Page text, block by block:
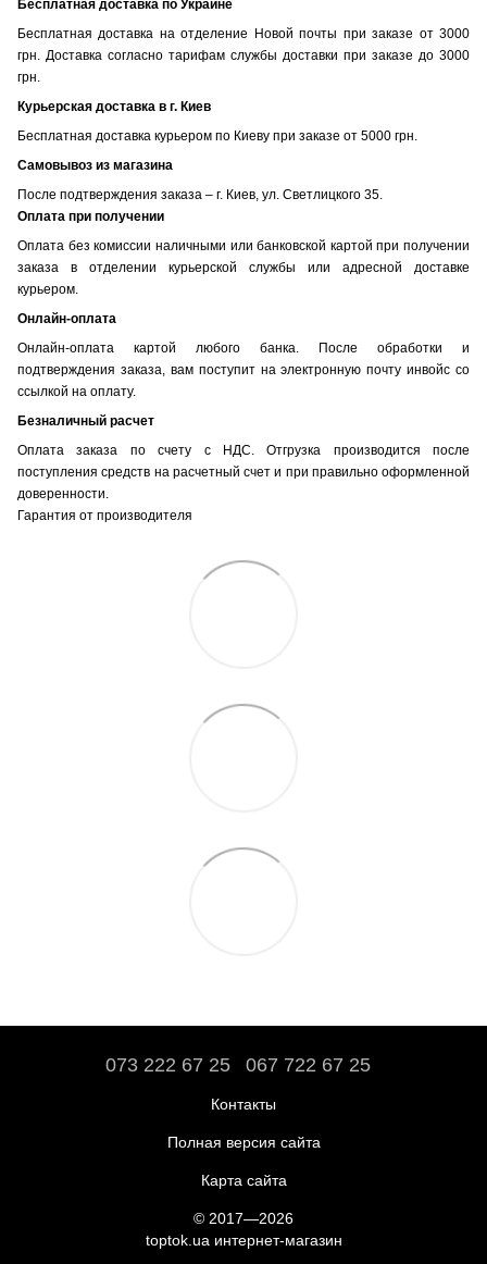
Бесплатная доставка по Украине
Бесплатная доставка на отделение Новой почты при заказе от 3000
грн. Доставка согласно тарифам службы доставки при заказе до 3000
грн.
Курьерская доставка в г. Киев
Бесплатная доставка курьером по Киеву при заказе от 5000 грн.
Самовывоз из магазина
После подтверждения заказа – г. Киев, ул. Светлицкого 35.
Оплата при получении
Оплата без комиссии наличными или банковской картой при получении
заказа в отделении курьерской службы или адресной доставке
курьером.
Онлайн-оплата
Онлайн-оплата картой любого банка. После обработки и
подтверждения заказа, вам поступит на электронную почту инвойс со
ссылкой на оплату.
Безналичный расчет
Оплата заказа по счету с НДС. Отгрузка производится после
поступления средств на расчетный счет и при правильно оформленной
доверенности.
Гарантия от производителя
073 222 67 25 067 722 67 25
Контакты
Полная версия сайта
Карта сайта
© 2017—2026
toptok.ua интернет-магазин